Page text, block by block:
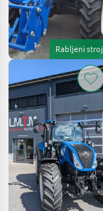
Rabljeni stroj